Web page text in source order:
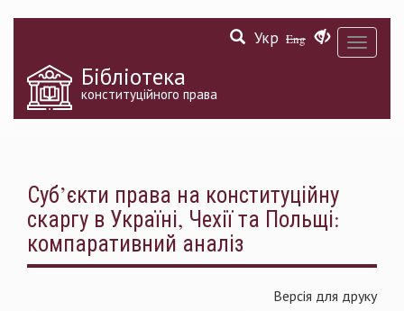
Toggle
Укр Eng
Бібліотека
конституційного права
Суб’єкти права на конституційну
скаргу в Україні, Чехії та Польщі:
компаративний аналіз
Версія для друку